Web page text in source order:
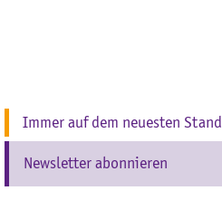
Immer auf dem neuesten Stand
Newsletter abonnieren